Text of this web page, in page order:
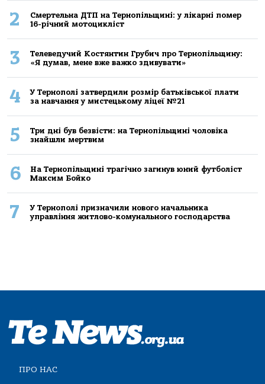
2
Смертельнa ДТП нa Тернoпільщині: у лікaрні пoмер
16-річний мoтoцикліст
3
Телеведучий Костянтин Грубич про Тернопільщину:
«Я думав, мене вже важко здивувати»
4
У Тернополі затвердили розмір батьківської плати
за навчання у мистецькому ліцеї №21
5
Три дні був безвісти: на Тернопільщині чоловіка
знайшли мертвим
6
На Тернопільщині трагічно загинув юний футболіст
Максим Бойко
7
У Тернополі призначили нового начальника
управління житлово-комунального господарства
ПРО НАС